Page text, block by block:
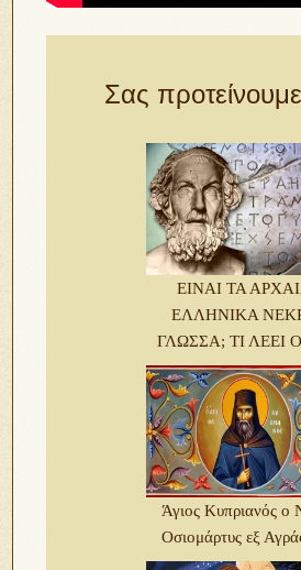
Σας
ΕΙΝΑΙ ΤΑ
ΕΛΛΗΝΙΚΑ
ΓΛΩΣΣΑ; ΤΙ ΛΕΕΙ
Άγιος Κυπριανός ο
Οσιομάρτυς εξ